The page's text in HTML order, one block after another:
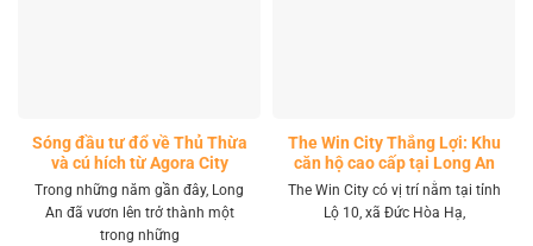
Sóng đầu tư đổ về Thủ Thừa
và cú hích từ Agora City
Trong những năm gần đây, Long
An đã vươn lên trở thành một
trong những
The Win City Thắng Lợi: Khu
căn hộ cao cấp tại Long An
The Win City có vị trí nằm tại tỉnh
Lộ 10, xã Đức Hòa Hạ,